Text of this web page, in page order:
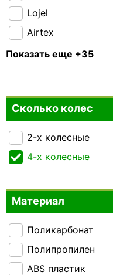
Lojel
Airtex
American Tourister
CAT
Mandarina Duck
Milano Bag
MSB
National Geographic
Piquadro
Показать еще +35
Сколько колес
2-х колесные
4-х колесные
Материал
Поликарбонат
Полипропилен
ABS пластик